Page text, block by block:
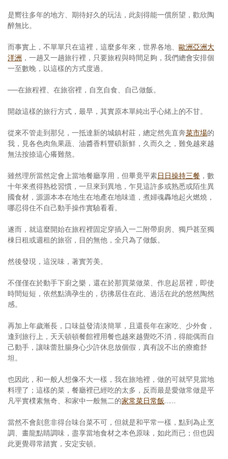
活動實況記錄
媒體報導一覽
合作與代言
訂閱電子報
是嚮往多年的地方、期待好久的玩法，此刻得能一償所望，歡欣陶
醉無比。
而事實上，不單單只在這裡，這麼多年來，世界各地、 歐洲亞洲大
洋洲 ，一趟又一趟旅行裡，只要旅程與時間足夠，我們總會安排個
一至數晚，以這樣的方式度過。
──在旅程裡、在旅宿裡，自烹自食、自己做飯。
開啟這樣的旅行方式，最早，其實原本單純出乎心緒上的不甘。
從來不管走到那兒，一抵達新的城鎮村莊，總定然先直奔菜市場的
我，見各色肉魚果蔬、油醬香料豐碩新鮮，久而久之，難免越來越
無法按捺這心癢難熬。
雖然理所當然定會上當地餐廳享用，但畢竟平素日日操持三餐 ，數
十年來煮得熟稔習慣，一旦來到異地，乍見這許多或熟悉或陌生異
國食材，源源本本在地生在地產在地味道，煮婦魂轟地起火燃燒，
哪忍得住不自己動手操作實驗看看。
遂而，就這麼開始在旅程裡固定穿插入一二附帶廚房、獨戶甚至獨
棟日租或週租的旅宿，目的無他，全只為了做飯。
然後發現，這況味，著實芳美。
不僅僅在於動手下廚之樂，還在於那買菜做菜、作息起居裡，即使
時間短短，依然點滴孕生的，彷彿居住在此、過活在此的悠然陶然
感。
再加上年歲漸長，口味益發清淡簡單，且還長年在家吃、少外食，
逢到旅行上，天天頓頓餐館裡用餐也越來越覺吃不消，得能偶而自
己動手，讓味蕾肚腸身心少許休息放個假，真有說不出的療癒舒
坦。
也因此，和一般人想像不大一樣，我在旅地裡，做的可就罕見當地
料理了；這樣的菜，餐廳裡已經吃的太多，反而最是愛做常做是平
凡平實樸素無奇、和家中一般無二的家常菜日常飯……
當然不會刻意非得台味台菜不可，但就是和平常一樣，點到為止烹
調、畫龍點睛調味，盡享當地食材之本色原味，如此而已；但也因
此更覺尋常踏實，安定安頓。